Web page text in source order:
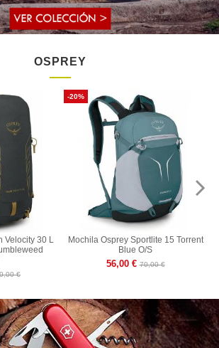
OSPREY
Velocity 30 L
€
-20%
Mochila Osprey Sportlite 15 Torrent
Blue O/S
56,00 € 70,00 €